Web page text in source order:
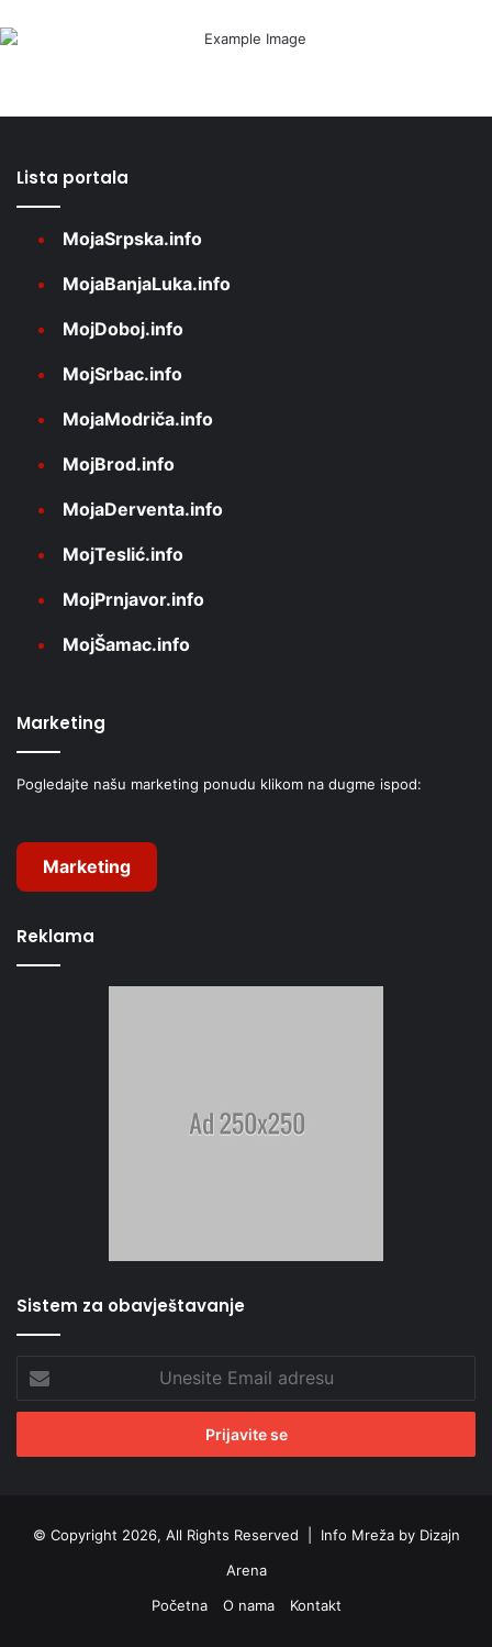
Lista portala
MojaSrpska.info
MojaBanjaLuka.info
MojDoboj.info
MojSrbac.info
MojaModriča.info
MojBrod.info
MojaDerventa.info
MojTeslić.info
MojPrnjavor.info
MojŠamac.info
Marketing
Pogledajte našu marketing ponudu klikom na dugme ispod:
Marketing
Reklama
Sistem za obavještavanje
Unesite
Email
adresu
© Copyright 2026, All Rights Reserved | Info Mreža by Dizajn
Arena
Početna
O nama Kontakt